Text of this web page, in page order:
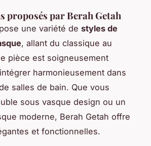
proposés par Berah Getah
une variété de styles de
, allant du classique au
pièce est soigneusement
harmonieusement dans
salles de bain. Que vous
sous vasque design ou un
moderne, Berah Getah offre
et fonctionnelles.